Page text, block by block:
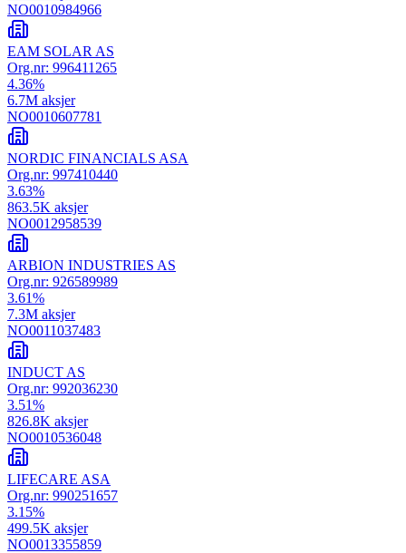
NO0010984966
EAM SOLAR AS
Org.nr: 996411265
4.36%
6.7M aksjer
NO0010607781
NORDIC FINANCIALS ASA
Org.nr: 997410440
3.63%
863.5K aksjer
NO0012958539
ARBION INDUSTRIES AS
Org.nr: 926589989
3.61%
7.3M aksjer
NO0011037483
INDUCT AS
Org.nr: 992036230
3.51%
826.8K aksjer
NO0010536048
LIFECARE ASA
Org.nr: 990251657
3.15%
499.5K aksjer
NO0013355859